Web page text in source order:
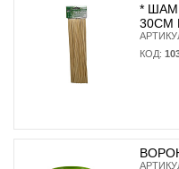
*
30СМ
КОД: